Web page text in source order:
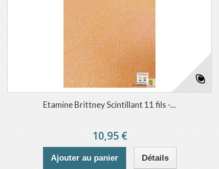
Etamine Brittney Scintillant 11 fils -...
10,95 €
Ajouter au panier Détails